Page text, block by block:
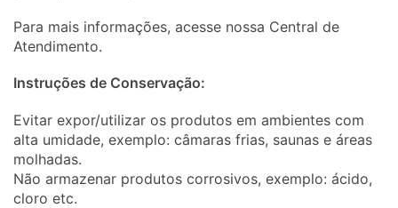
Para mais informações, acesse nossa Central de
Atendimento.
Instruções de Conservação:
Evitar expor/utilizar os produtos em ambientes com
alta umidade, exemplo: câmaras frias, saunas e áreas
molhadas.
Não armazenar produtos corrosivos, exemplo: ácido,
cloro etc.